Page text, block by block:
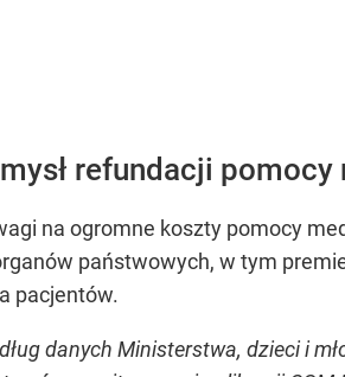
refundacji pomocy
na ogromne koszty pomocy
państwowych, w tym
pacjentów.
danych Ministerstwa, dzieci i